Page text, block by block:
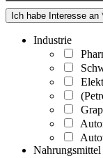
Ich habe Interesse an
Industrie
Nahrungsmittel